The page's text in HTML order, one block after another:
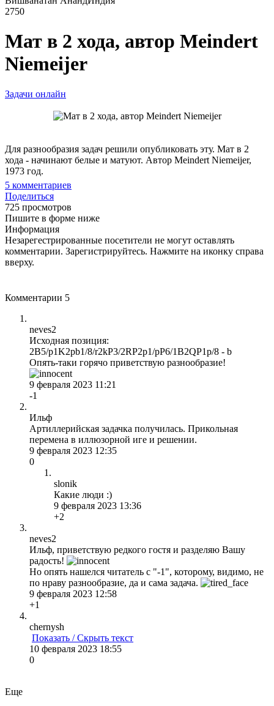
2750
Мат в 2 хода, автор Meindert
Niemeijer
Задачи онлайн
Для разнообразия задач решили опубликовать эту. Мат в 2
хода - начинают белые и матуют. Автор Meindert Niemeijer,
1973 год.
5 комментариев
Поделиться
725 просмотров
Пишите в форме ниже
Информация
Незарегестрированные посетители не могут оставлять
комментарии. Зарегистрируйтесь. Нажмите на иконку справа
вверху.
Комментарии 5
neves2
Исходная позиция:
2B5/p1K2pb1/8/r2kP3/2RP2p1/pP6/1B2QP1p/8 - b
Опять-таки горячо приветствую разнообразие!
9 февраля 2023 11:21
-1
Ильф
Артиллерийская задачка получилась. Прикольная
перемена в иллюзорной иге и решении.
9 февраля 2023 12:35
0
slonik
Какие люди :)
9 февраля 2023 13:36
+2
neves2
Ильф, приветствую редкого гостя и разделяю Вашу
радость!
Но опять нашелся читатель с "-1", которому, видимо, не
по нраву разнообразие, да и сама задача.
9 февраля 2023 12:58
+1
chernysh
Показать / Скрыть текст
10 февраля 2023 18:55
0
Еще